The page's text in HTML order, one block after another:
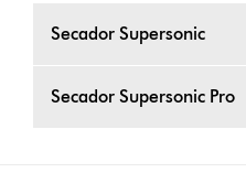
Secador Supersonic
Secador Supersonic Pro